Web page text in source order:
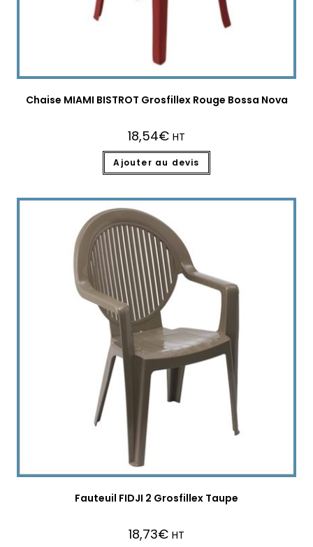
Chaise MIAMI BISTROT Grosfillex Rouge Bossa Nova
18,54€ HT
Ajouter au devis
Fauteuil FIDJI 2 Grosfillex Taupe
18,73€ HT